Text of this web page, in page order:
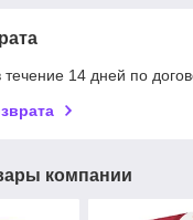
течение 14 дней по
компании